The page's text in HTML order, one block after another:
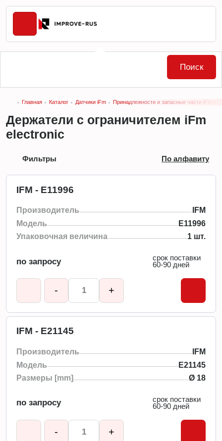
Главная Каталог Датчики iFm Принадлежности и запасные части iFm
Держатели с ограничителем iFm
electronic
Фильтры По алфавиту
IFM - E11996
Производитель
IFM
Модель
E11996
Упаковочная величина
1 шт.
по запросу
срок поставки
60-90 дней
- +
IFM - E21145
Производитель
IFM
Модель
E21145
Размеры [mm]
Ø 18
по запросу
срок поставки
60-90 дней
- +
Поиск